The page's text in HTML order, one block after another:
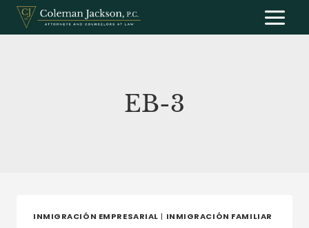
Saltar
contenido
EB-3
INMIGRACIÓN EMPRESARIAL | INMIGRACIÓN FAMILIAR